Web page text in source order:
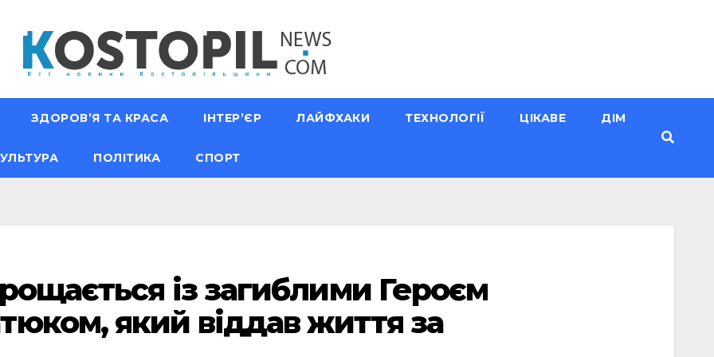
ЗДОРОВ’Я ТА КРАСА ІНТЕР’ЄР ЛАЙФХАКИ ТЕХНОЛОГІЇ ЦІКАВЕ ДІМ
ПОЛІТИКА СПОРТ
із загиблими Героєм
який віддав життя за